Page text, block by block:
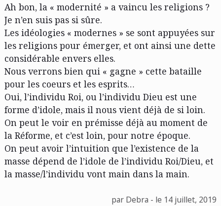
Ah bon, la « modernité » a vaincu les religions ?
Je n’en suis pas si sûre.
Les idéologies « modernes » se sont appuyées sur
les religions pour émerger, et ont ainsi une dette
considérable envers elles.
Nous verrons bien qui « gagne » cette bataille
pour les coeurs et les esprits…
Oui, l’individu Roi, ou l’individu Dieu est une
forme d’idole, mais il nous vient déjà de si loin.
On peut le voir en prémisse déjà au moment de
la Réforme, et c’est loin, pour notre époque.
On peut avoir l’intuition que l’existence de la
masse dépend de l’idole de l’individu Roi/Dieu, et
la masse/l’individu vont main dans la main.
par Debra - le 14 juillet, 2019